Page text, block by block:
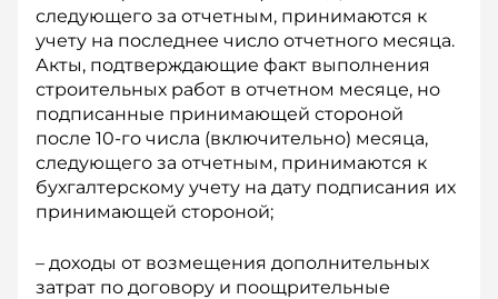
следующего за отчетным, принимаются к
учету на последнее число отчетного месяца.
Акты, подтверждающие факт выполнения
строительных работ в отчетном месяце, но
подписанные принимающей стороной
после 10-го числа (включительно) месяца,
следующего за отчетным, принимаются к
бухгалтерскому учету на дату подписания их
принимающей стороной;
– доходы от возмещения дополнительных
затрат по договору и поощрительные